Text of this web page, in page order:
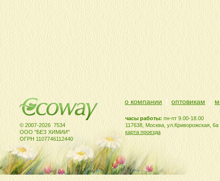
© 2007-2026 7534
ООО "БЕЗ ХИМИИ"
ОГРН 1107746112440
часы работы: пн-пт 9.00-18.00
117638, Москва, ул.Криворожская, 6а
карта проезда
о компании оптовикам